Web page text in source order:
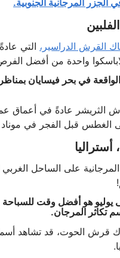
المرجانية الجنوبية.
القرش الدراسير، التي
واحدة من أفضل الفرص
الواقعة في بحر فيسايان
الثريشر عادةً في أعماق
الغطس قبل الفجر في
المرجانية على الساحل
هو أفضل وقت للسباحة
تكاثر المرجان.
قرش الحوت، قد تشاهد